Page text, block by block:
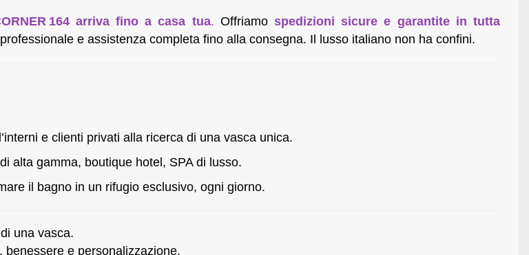
164 arriva fino a casa tua. Offriamospedizioni sicure e garantite in tutta
e assistenza completa fino alla consegna. Il lusso italiano non ha confini.
e clienti privati alla ricerca di una vasca unica.
alta gamma, boutique hotel, SPA di lusso.
il bagno in un rifugio esclusivo, ogni giorno.
una vasca.
benessere e personalizzazione.